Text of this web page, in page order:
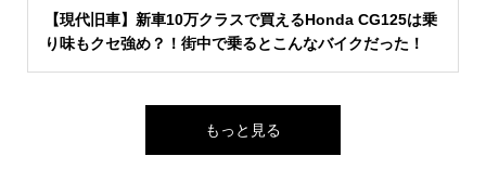
【現代旧車】新車10万クラスで買えるHonda CG125は乗
り味もクセ強め？！街中で乗るとこんなバイクだった！
もっと見る